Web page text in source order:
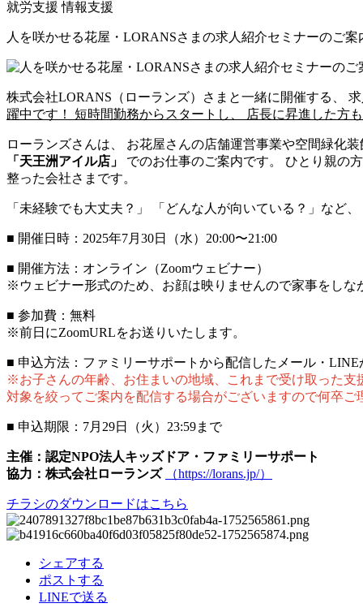
就労支援 情報支援
人を咲かせる花屋・LORANSさまの求人紹介セミナーのご案
株式会社LORANS（ローランズ）さまと一緒に開催する、
躍中です！ 短時間勤務からスタートし、 店長に昇進した方
ローランズさんは、 お花屋さんの店舗運営事業や空間緑化
「天王洲アイル店」 でのお仕事のご案内です。 ひとり親の
整った会社さまです。
「未経験でも大丈夫？」 「どんな人が向いている？」など
■ 開催日時：2025年7月30日（水）20:00〜21:00
■ 開催方法：オンライン（Zoomウェビナー）
※ウェビナー形式のため、お顔は映りませんので家事をしな
■ 参加費：無料
※前日にZoomURLをお送りいたします。
■ 申込方法：ファミリーサポートから配信したメール・LINE
※お子さんの年齢、お住まいの地域、これまで受け取った支
対象を絞ってご案内を配信する場合がございますので何卒ご
■ 申込期限：7月29日（火）23:59まで
主催：認定NPO法人キッズドア・ファミリーサポート
協力：株式会社ローランズ
（https://lorans.jp/）
チラシのダウンロードはこちら
シェアする
ポストする
LINEで送る